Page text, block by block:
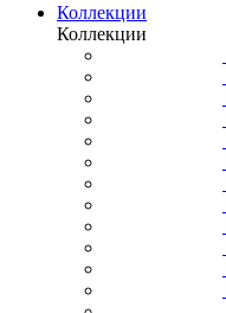
Коллекции
Коллекции